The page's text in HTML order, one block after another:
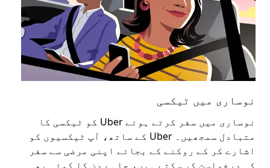
نوساری میں ٹیکسی
نوساری میں سفر کرتے ہوئے Uber کو ٹیکسی کا
متبادل سمجھیں۔ Uber کے ساتھ، آپ ٹیکسیوں کو
اشارے کر کے روکنے کے بجائے اپنی مرضی سے سفر
کی درخواست کر سکتے ہیں، چاہے دن کا کوئی بھی